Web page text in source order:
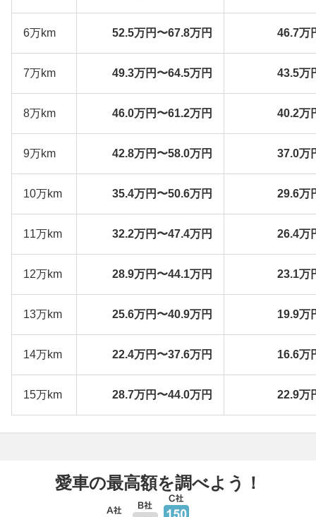
6万km 52.5万円〜67.8万円 46.7万
7万km 49.3万円〜64.5万円 43.5万
8万km 46.0万円〜61.2万円 40.2万
9万km 42.8万円〜58.0万円 37.0万
10万km 35.4万円〜50.6万円 29.6万
11万km 32.2万円〜47.4万円 26.4万
12万km 28.9万円〜44.1万円 23.1万
13万km 25.6万円〜40.9万円 19.9万
14万km 22.4万円〜37.6万円 16.6万
15万km 28.7万円〜44.0万円 22.9万
愛車の最高額を調べよう！